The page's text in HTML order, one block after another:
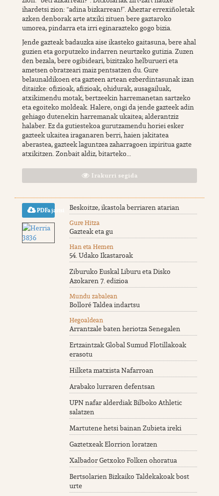
ihardetsi zion: “adina bizkarrean!”. Aheztar errexiñoletak
azken denborak arte atxiki zituen bere gaztaroko
umorea, pindarra eta irri eginarazteko gogo bizia.
Jende gazteak badauzka aise ikasteko gaitasuna, bere ahal
guzien eta gorputzeko indarren neurtzeko gutizia. Zuzen
den bezala, bere ogibideari, bizitzako helburueri eta
ametsen obratzeari maiz pentsatzen du. Gure
belaunaldikoen eta gazteen artean ezberdintasunak izan
ditaizke: ofizioak, afizioak, ohidurak, ausagailuak,
atxikimendu motak, bertzeekin harremanetan sartzeko
eta egoiteko moldeak. Halere, ongi da jende gazteek adin
gehiago dutenekin harremanak ukaitea; alderantziz
halaber. Ez da gutiestekoa gurutzamendu horiei esker
gazteek ukaitea iraganaren berri, haien jakitatea
aberastea, gazteek laguntzea zaharragoen izpiritua gazte
atxikitzen. Zonbait aldiz, bitarteko...
Irakurri segida
PDFa jaitsi Beskoitze, ikastola berriaren atarian
Gure Hitza
Gazteak eta gu
Han eta Hemen
54. Udako Ikastaroak
Ziburuko Euskal Liburu eta Disko
Azokaren 7. edizioa
Mundu zabalean
Bolloré Taldea indartsu
Hegoaldean
Arrantzale baten heriotza Senegalen
Ertzaintzak Global Sumud Flotillakoak
erasotu
Hilketa matxista Nafarroan
Arabako lurraren defentsan
UPN nafar alderdiak Bilboko Athletic
salatzen
Martutene hetsi bainan Zubieta ireki
Gaztetxeak Elorrion loratzen
Xalbador Getxoko Folken ohoratua
Bertsolarien Bizkaiko Taldekakoak bost
urte